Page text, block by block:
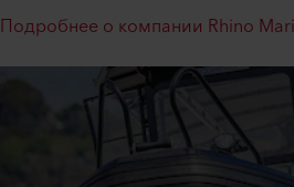
Подробнее о компании Rhino